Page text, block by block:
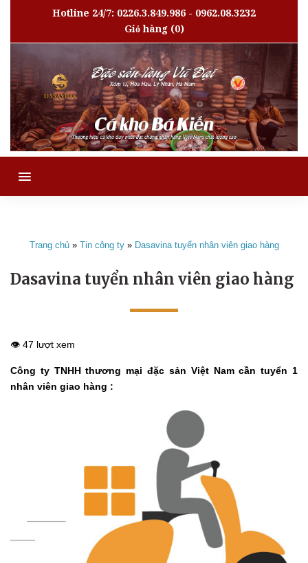
Hotline 24/7: 0226.3.849.986 - 0962.08.3232
Giỏ hàng(0)
MENU
Trang chủ» Tin công ty» Dasavina tuyển nhân viên giao hàng
Dasavina tuyển nhân viên giao hàng
👁️ 47 lượt xem
Công ty TNHH thương mại đặc sản Việt Nam cần tuyển 1
nhân viên giao hàng :